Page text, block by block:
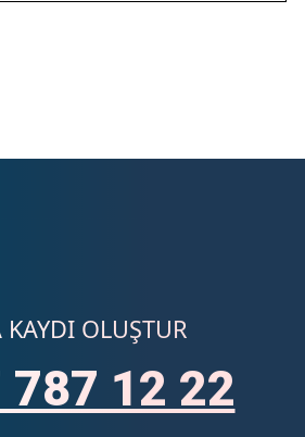
KAYDI OLUŞTUR
787 12 22